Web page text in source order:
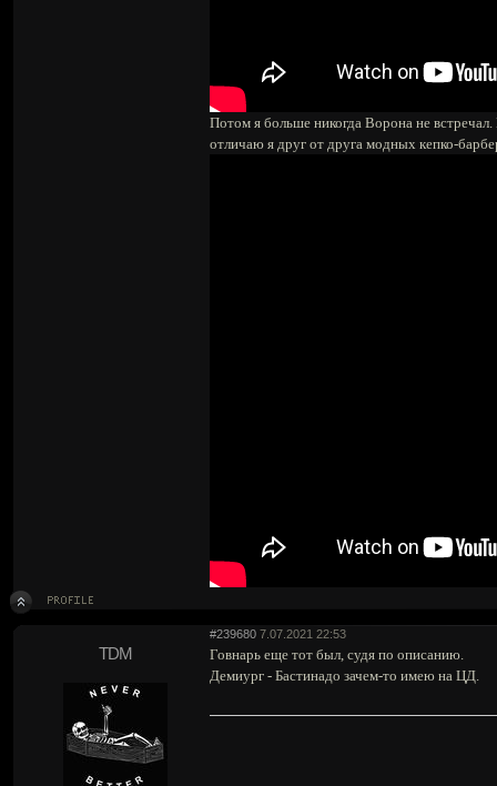
Потом я больше никогда Ворона не
отличаю я друг от друга модных кепко-
#239680 7.07.2021 22:53
TDM
Говнарь еще тот был, судя по описанию.
Демиург - Бастинадо зачем-то имею на ЦД.